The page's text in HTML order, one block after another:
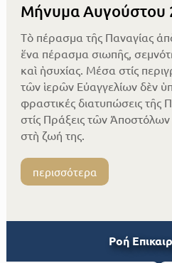
Μήνυμα Αυγούστου
Τὸ πέρασμα τῆς Παναγίας
ἕνα πέρασμα σιωπῆς,
καὶ ἡσυχίας. Μέσα στίς
τῶν ἱερῶν Εὐαγγελίων δὲν
φραστικές διατυπώσεις τῆς
στίς Πράξεις τῶν
στὴ ζωή της.
περισσότερα
Ροή